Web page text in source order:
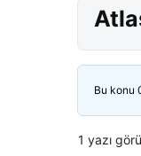
Bu konu
1 yazı